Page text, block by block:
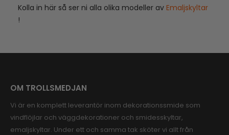
Kolla in här så ser ni alla olika modeller av Emaljskyltar
!
OM TROLLSMEDJAN
Vi är en komplett leverantör inom dekorationssmide som
vindflöjlar och väggdekorationer och smidesskyltar,
emaljskyltar. Under ett och samma tak sköter vi allt från